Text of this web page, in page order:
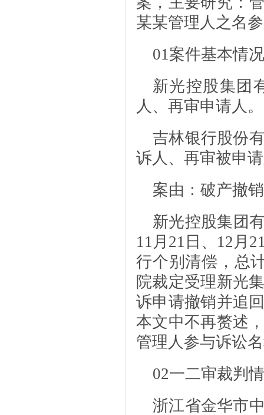
某某管理人之名
01案件基本情况
新光控股集团
人、再审申请人
吉林银行股份
诉人、再审被申
案由：破产撤
新光控股集团
11月21日、12月
行个别清偿，总
院裁定受理新光
诉申请撤销并追
本文中不再赘述
管理人参与诉讼
02一二审裁判
浙江省金华市